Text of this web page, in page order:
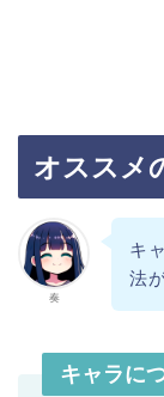
オススメ
奏
キ
法
キャラに